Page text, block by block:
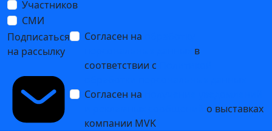
Участников
СМИ
Подписаться
на рассылку
Согласен на
в
соответствии с
Согласен на
о выставках
компании MVK